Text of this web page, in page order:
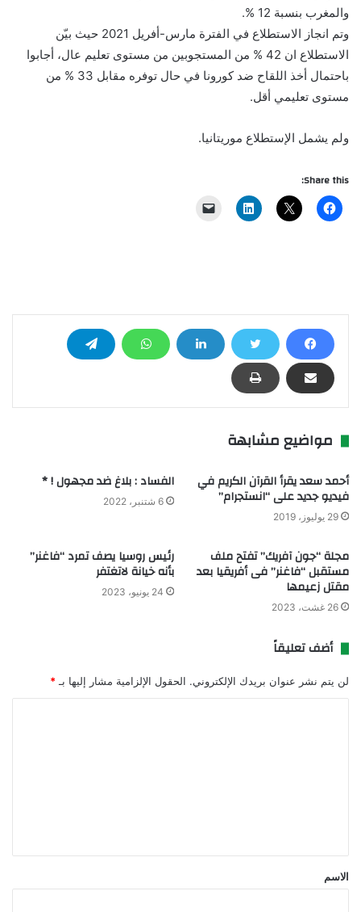
والمغرب بنسبة 12 %.
وتم انجاز الاستطلاع في الفترة مارس-أفريل 2021 حيث بيّن
الاستطلاع ان 42 % من المستجوبين من مستوى تعليم عال، أجابوا
باحتمال أخذ اللقاح ضد كورونا في حال توفره مقابل 33 % من
مستوى تعليمي أقل.
ولم يشمل الإستطلاع موريتانيا.
Share this:
مواضيع مشابهة
أحمد سعد يقرأ القرآن الكريم في
فيديو جديد على “انستجرام”
29 يوليوز، 2019
الفساد : بلاغ ضد مجهول ! *
6 شتنبر، 2022
مجلة “جون آفريك” تفتح ملف
مستقبل “فاغنر” فى أفريقيا بعد
مقتل زعيمها
26 غشت، 2023
رئيس روسيا يصف تمرد “فاغنر”
بأنه خيانة لاتغتفر
24 يونيو، 2023
أضف تعليقاً
لن يتم نشر عنوان بريدك الإلكتروني. الحقول الإلزامية مشار إليها بـ *
ق
*
الاسم